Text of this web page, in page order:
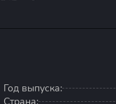
Год выпуска: